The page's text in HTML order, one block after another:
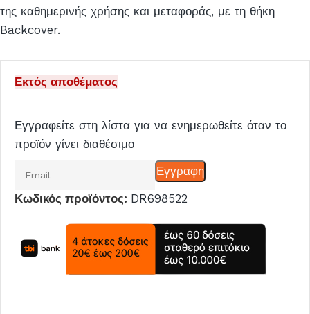
της καθημερινής χρήσης και μεταφοράς, με τη θήκη
Backcover.
Εκτός αποθέματος
Εγγραφείτε στη λίστα για να ενημερωθείτε όταν το
προϊόν γίνει διαθέσιμο
email
για
να
Εγγραφη
Κωδικός προϊόντος: DR698522